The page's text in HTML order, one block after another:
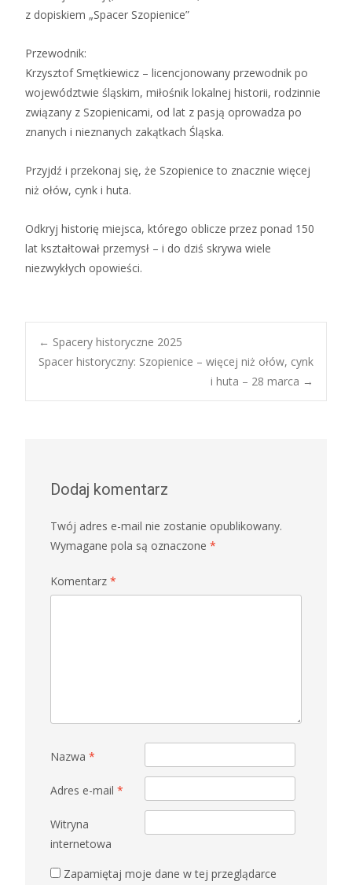
z dopiskiem „Spacer Szopienice”
Przewodnik:
Krzysztof Smętkiewicz – licencjonowany przewodnik po
województwie śląskim, miłośnik lokalnej historii, rodzinnie
związany z Szopienicami, od lat z pasją oprowadza po
znanych i nieznanych zakątkach Śląska.
Przyjdź i przekonaj się, że Szopienice to znacznie więcej
niż ołów, cynk i huta.
Odkryj historię miejsca, którego oblicze przez ponad 150
lat kształtował przemysł – i do dziś skrywa wiele
niezwykłych opowieści.
Post
navigation
← Spacery historyczne 2025
Spacer historyczny: Szopienice – więcej niż ołów, cynk
i huta – 28 marca →
Dodaj komentarz
Twój adres e-mail nie zostanie opublikowany.
Wymagane pola są oznaczone *
Komentarz *
Nazwa *
Adres e-mail *
Witryna
internetowa
Zapamiętaj moje dane w tej przeglądarce